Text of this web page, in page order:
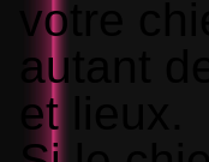
votre
autant
et lieux.